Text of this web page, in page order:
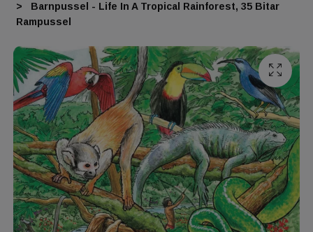
Barnpussel - Life In A Tropical Rainforest, 35 Bitar
Rampussel